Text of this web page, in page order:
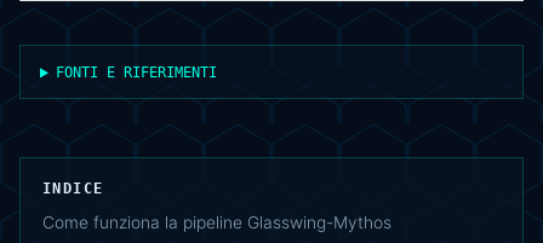
FONTI E RIFERIMENTI
INDICE
Come funziona la pipeline Glasswing-Mythos